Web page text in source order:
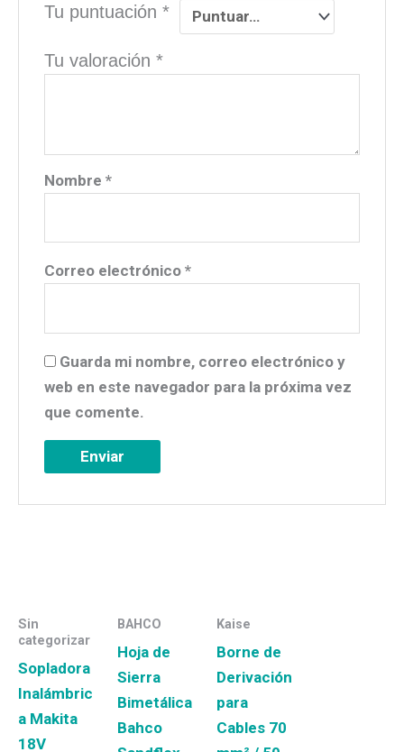
Tu puntuación*
Tu valoración*
Nombre*
Correo electrónico*
Guarda mi nombre, correo electrónico y
web en este navegador para la próxima vez
que comente.
Sin
categorizar
Sopladora
Inalámbric
a Makita
18V
BAHCO
Hoja de
Sierra
Bimetálica
Bahco
Kaise
Borne de
Derivación
para
Cables 70